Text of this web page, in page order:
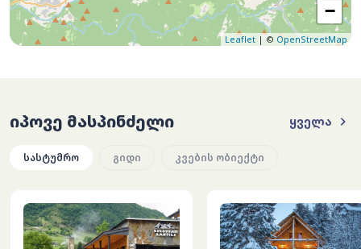
−
Leaflet | © OpenStreetMap
იპოვე მასპინძელი ყველა
სასტუმრო გიდი კვების ობიექტი